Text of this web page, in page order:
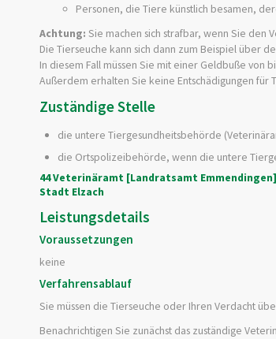
Personen, die Tiere künstlich besamen,
Achtung: Sie machen sich strafbar, wenn Sie den
Die Tierseuche kann sich dann zum Beispiel über
In diesem Fall müssen Sie mit einer Geldbuße von
Außerdem erhalten Sie keine Entschädigungen für
Zuständige Stelle
die untere Tiergesundheitsbehörde
die Ortspolizeibehörde, wenn die untere
44 Veterinäramt [Landratsamt Emmendingen]
Stadt Elzach
Leistungsdetails
Voraussetzungen
keine
Verfahrensablauf
Sie müssen die Tierseuche oder Ihren Verdacht
Benachrichtigen Sie zunächst das zuständige